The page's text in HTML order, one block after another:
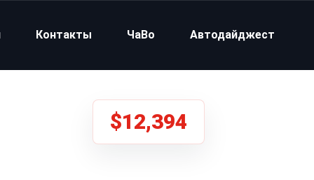
Контакты ЧаВо Автодайджест
$12,394